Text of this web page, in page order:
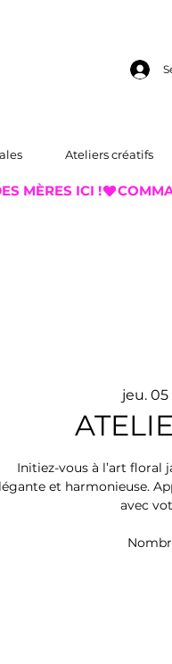
Ateliers créatifs
jeu. 05
Initiez-vous à l’art floral
et harmonieuse.
avec